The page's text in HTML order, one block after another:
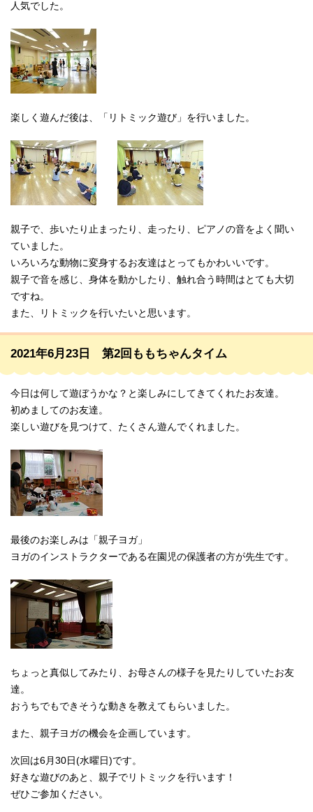
人気でした。
楽しく遊んだ後は、「リトミック遊び」を行いました。
親子で、歩いたり止まったり、走ったり、ピアノの音をよく聞い
ていました。
いろいろな動物に変身するお友達はとってもかわいいです。
親子で音を感じ、身体を動かしたり、触れ合う時間はとても大切
ですね。
また、リトミックを行いたいと思います。
2021年6月23日 第2回ももちゃんタイム
今日は何して遊ぼうかな？と楽しみにしてきてくれたお友達。
初めましてのお友達。
楽しい遊びを見つけて、たくさん遊んでくれました。
最後のお楽しみは「親子ヨガ」
ヨガのインストラクターである在園児の保護者の方が先生です。
ちょっと真似してみたり、お母さんの様子を見たりしていたお友
達。
おうちでもできそうな動きを教えてもらいました。
また、親子ヨガの機会を企画しています。
次回は6月30日(水曜日)です。
好きな遊びのあと、親子でリトミックを行います！
ぜひご参加ください。